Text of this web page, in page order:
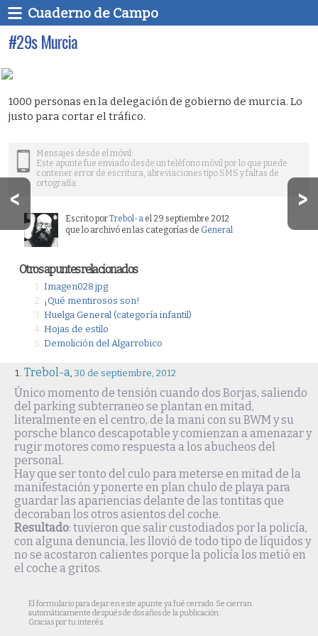
Cuaderno de Campo
#29s Murcia
1000 personas en la delegación de gobierno de murcia. Lo
justo para cortar el tráfico.
Mensajes desde el móvil:
Este apunte fue enviado desde un teléfono móvil por lo que puede
contener error de escritura, abreviaciones tipo SMS y faltas de
ortografía.
Escrito porTrebol-a el 29 septiembre 2012
que lo archivó en las categorías de General
Otros apuntes relacionados
Imagen028.jpg
¡Qué mentirosos son!
Huelga General (categoría infantil)
Hojas de estilo
Demolición del Algarrobico
Trebol-a, 30 de septiembre, 2012
Único momento de tensión cuando dos Borjas, saliendo
del parking subterraneo se plantan en mitad,
literalmente en el centro, de la mani con su BWM y su
porsche blanco descapotable y comienzan a amenazar y
rugir motores como respuesta a los abucheos del
personal.
Hay que ser tonto del culo para meterse en mitad de la
manifestación y ponerte en plan chulo de playa para
guardar las apariencias delante de las tontitas que
decoraban los otros asientos del coche.
Resultado: tuvieron que salir custodiados por la policía,
con alguna denuncia, les llovió de todo tipo de líquidos y
no se acostaron calientes porque la policía los metió en
el coche a gritos.
El formulario para dejar en este apunte ya fué cerrado. Se cierran
automáticamente después de dos años de la publicación.
Gracias por tu interés.